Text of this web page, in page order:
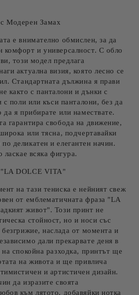
Модерен Замах
е внимателно обмислен, за да
комфорт и универсалност. С обло
, този модел предлага
актуална визия, която лесно се
Стандартната дължина я прави
както с панталони и дънки с
с поли или къси панталони, без да
да я прибирате или намествате.
гарантира свобода на движение,
или тясна, подчертавайки
деликатен и елегантен начин.
ласкае всяка фигура.
DOLCE VITA"
на тази тениска е нейният свеж
от емблематичната фраза "LA
живот". Този принт не
стойност, но и носи със
безгрижие, наслада от момента и
дали прекарвате деня в
спокойна разходка, принтът ще
на живота и ще привлича
и артистичен дизайн.
да изразите своята
към лятото, добавяйки нотка